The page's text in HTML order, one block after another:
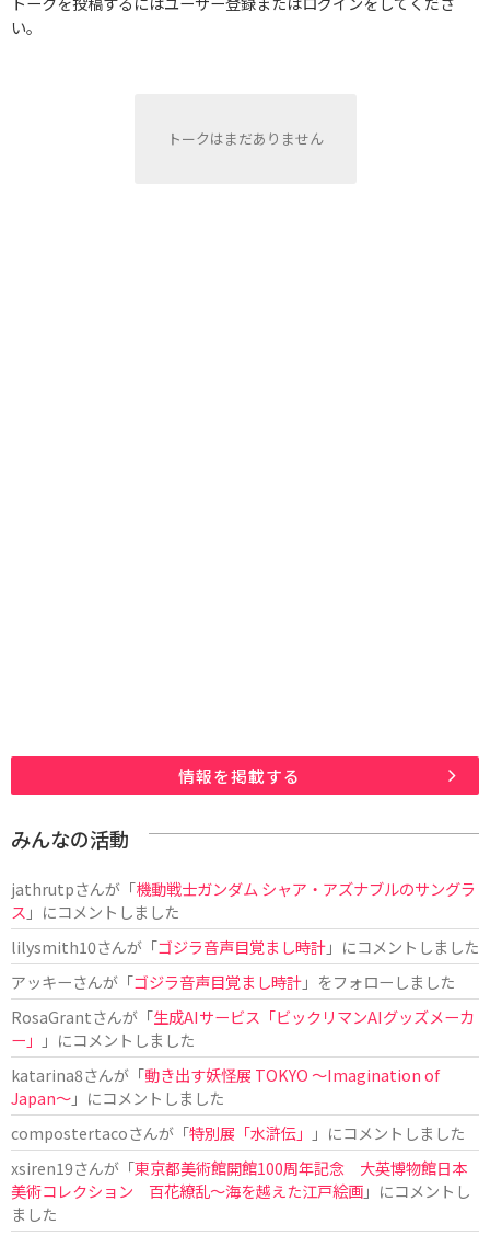
い。
トークはまだありません
情報を掲載する
みんなの活動
jathrutpさんが「機動戦士ガンダム シャア・アズナブルのサングラ
ス 」にコメントしました
lilysmith10さんが「ゴジラ音声目覚まし時計」にコメントしました
アッキーさんが「ゴジラ音声目覚まし時計」をフォローしました
RosaGrantさんが「生成AIサービス「ビックリマンAIグッズメーカ
ー」
」にコメントしました
katarina8さんが「動き出す妖怪展 TOKYO 〜Imagination of
Japan〜」にコメントしました
compostertacoさんが「特別展「水滸伝」
」にコメントしました
xsiren19さんが「東京都美術館開館100周年記念 大英博物館日本
美術コレクション 百花繚乱～海を越えた江戸絵画」にコメントし
ました